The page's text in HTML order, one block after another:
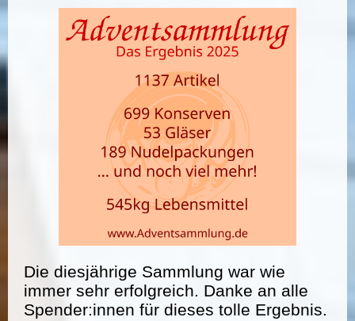
Die diesjährige Sammlung war wie
immer sehr erfolgreich. Danke an alle
Spender:innen für dieses tolle Ergebnis.